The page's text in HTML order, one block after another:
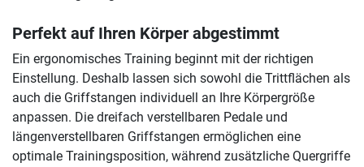
Perfekt auf Ihren Körper abgestimmt
Ein ergonomisches Training beginnt mit der richtigen
Einstellung. Deshalb lassen sich sowohl die Trittflächen als
auch die Griffstangen individuell an Ihre Körpergröße
anpassen. Die dreifach verstellbaren Pedale und
längenverstellbaren Griffstangen ermöglichen eine
optimale Trainingsposition, während zusätzliche Quergriffe